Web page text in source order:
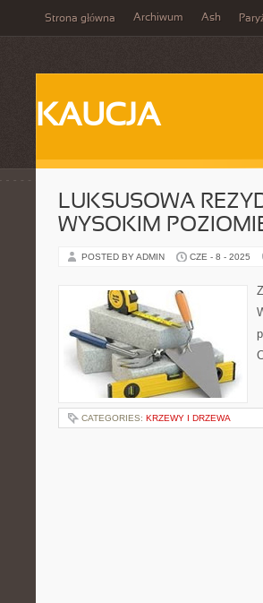
Strona główna Archiwum Ash
KAUCJA
LUKSUSOWA
WYSOKIM
POSTED BY ADMIN CZE - 8 - 2025
CATEGORIES: KRZEWY I DRZEWA